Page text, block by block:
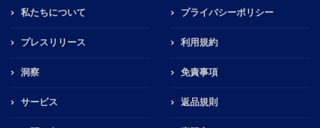
私たちについて
プレスリリース
洞察
サービス
プライバシーポリシー
利用規約
免責事項
返品規則